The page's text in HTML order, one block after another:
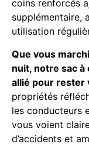
coins renforcés
supplémentaire,
utilisation
Que vous
nuit, notre sac
allié pour rester
propriétés
les conducteurs
vous voient
d’accidents et